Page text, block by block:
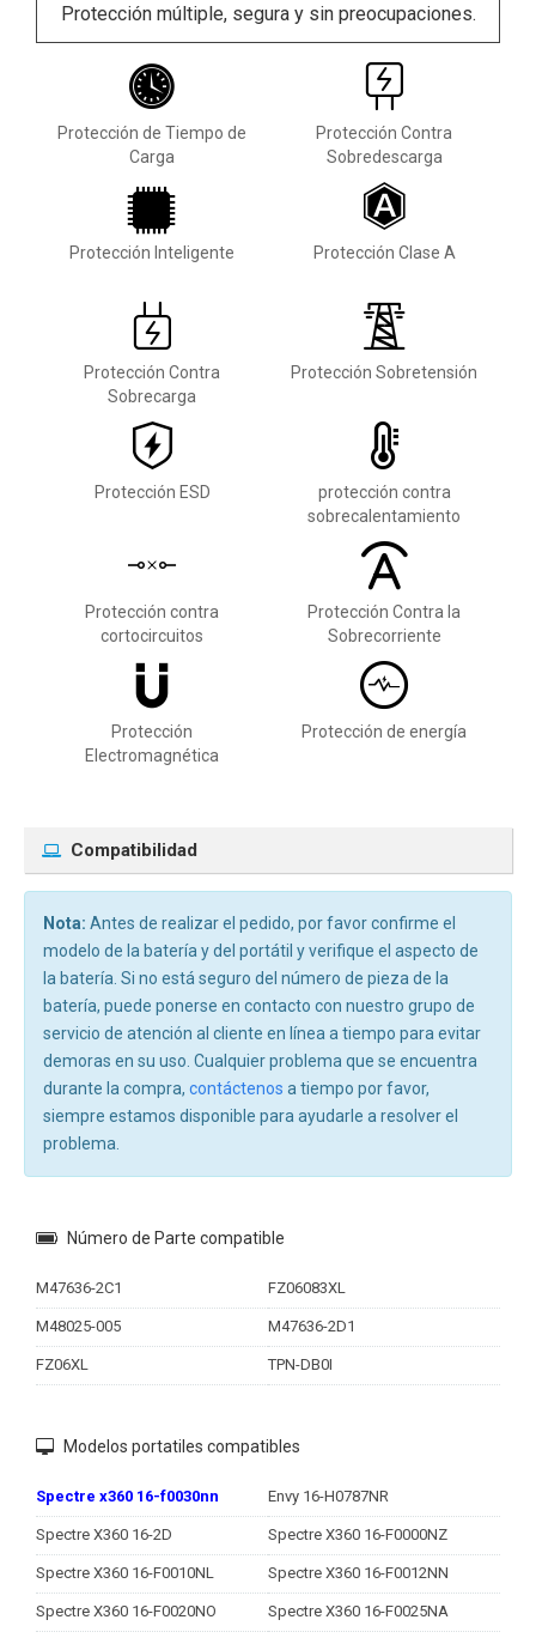
Protección múltiple, segura y sin preocupaciones.
Protección de Tiempo de
Carga
Protección Contra
Sobredescarga
Protección Inteligente Protección Clase A
Protección Contra
Sobrecarga
Protección Sobretensión
Protección ESD
protección contra
sobrecalentamiento
Protección contra
cortocircuitos
Protección Contra la
Sobrecorriente
Protección
Electromagnética
Protección de energía
Compatibilidad
Nota: Antes de realizar el pedido, por favor confirme el
modelo de la batería y del portátil y verifique el aspecto de
la batería. Si no está seguro del número de pieza de la
batería, puede ponerse en contacto con nuestro grupo de
servicio de atención al cliente en línea a tiempo para evitar
demoras en su uso. Cualquier problema que se encuentra
durante la compra, contáctenos a tiempo por favor,
siempre estamos disponible para ayudarle a resolver el
problema.
Número de Parte compatible
M47636-2C1 FZ06083XL
M48025-005 M47636-2D1
FZ06XL TPN-DB0I
Modelos portatiles compatibles
Spectre x360 16-f0030nn Envy 16-H0787NR
Spectre X360 16-2D Spectre X360 16-F0000NZ
Spectre X360 16-F0010NL Spectre X360 16-F0012NN
Spectre X360 16-F0020NO Spectre X360 16-F0025NA